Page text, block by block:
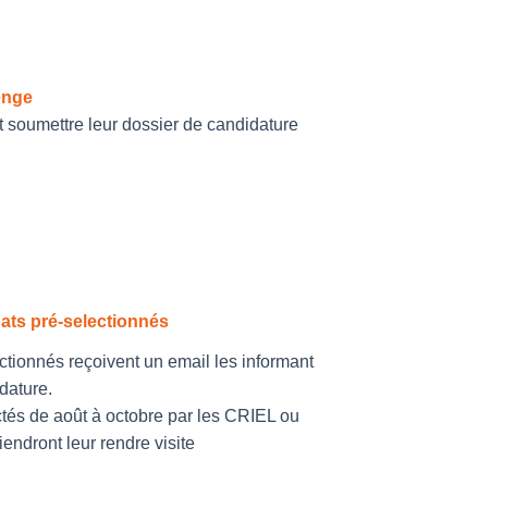
soumettre leur dossier de candidature
pré-selectionnés
reçoivent un email les informant
de août à octobre par les CRIEL ou
leur rendre visite